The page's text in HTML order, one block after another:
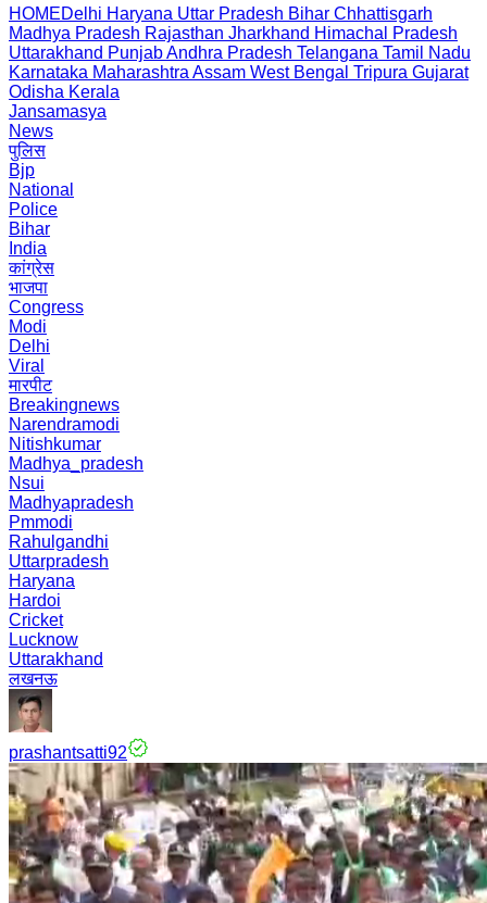
HOMEDelhi Haryana Uttar Pradesh Bihar Chhattisgarh
Madhya Pradesh Rajasthan Jharkhand Himachal Pradesh
Uttarakhand PunjabAndhra Pradesh Telangana Tamil Nadu
Karnataka Maharashtra Assam West Bengal Tripura Gujarat
Odisha Kerala
Jansamasya
News
पुलिस
Bjp
National
Police
Bihar
India
कांग्रेस
भाजपा
Congress
Modi
Delhi
Viral
मारपीट
Breakingnews
Narendramodi
Nitishkumar
Madhya_pradesh
Nsui
Madhyapradesh
Pmmodi
Rahulgandhi
Uttarpradesh
Haryana
Hardoi
Cricket
Lucknow
Uttarakhand
लखनऊ
prashantsatti92